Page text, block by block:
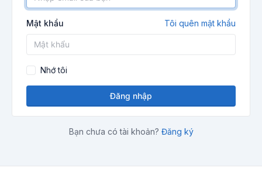
Mật khẩu Tôi quên mật khẩu
Nhớ tôi
Đăng nhập
Bạn chưa có tài khoản? Đăng ký